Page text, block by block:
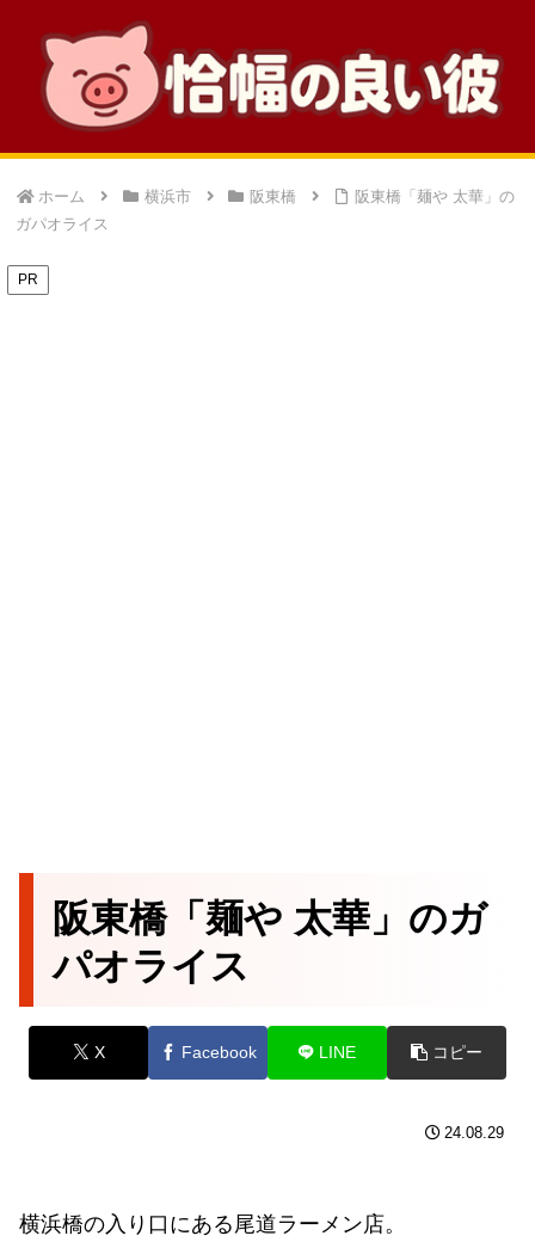
ホーム 横浜市 阪東橋
阪東橋「麺や 太華」の
ガパオライス
PR
阪東橋「麺や 太華」のガ
パオライス
X Facebook LINE コピー
24.08.29
横浜橋の入り口にある尾道ラーメン店。